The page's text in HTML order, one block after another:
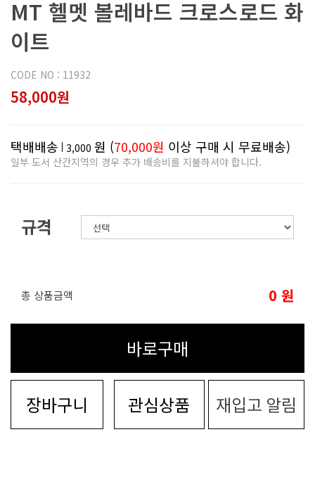
MT 헬멧 볼레바드 크로스로드 화
이트
CODE NO : 11932
58,000원
택배배송 3,000 원 (70,000원 이상 구매 시 무료배송)
일부 도서 산간지역의 경우 추가 배송비를 지불하셔야 합니다.
규격
총 상품금액 0 원
바로구매
장바구니 관심상품 재입고 알림